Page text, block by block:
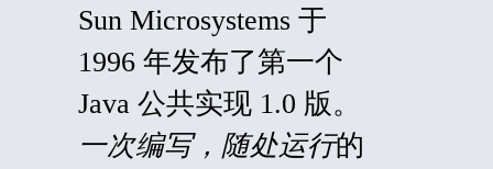
Sun Microsystems 于
1996 年发布了第一个
Java 公共实现 1.0 版。
一次编写，随处运行的